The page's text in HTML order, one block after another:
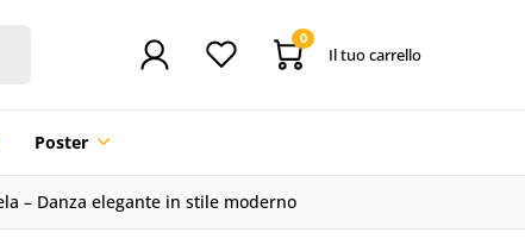
0
Il tuo carrello
Poster
– Danza elegante in stile moderno